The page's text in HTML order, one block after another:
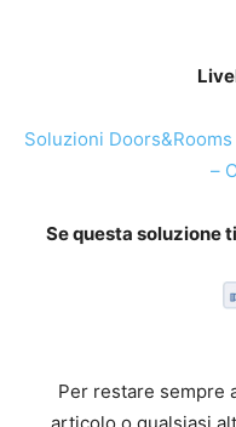
Soluzioni
–
Se questa soluzione
Per restare sempre